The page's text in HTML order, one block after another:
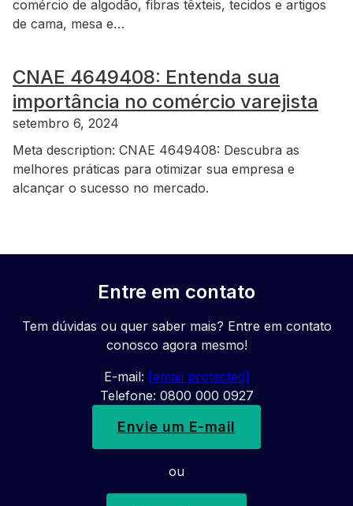
comércio de algodão, fibras têxteis, tecidos e artigos
de cama, mesa e…
CNAE 4649408: Entenda sua
importância no comércio varejista
setembro 6, 2024
Meta description: CNAE 4649408: Descubra as
melhores práticas para otimizar sua empresa e
alcançar o sucesso no mercado.
Entre em contato
Tem dúvidas ou quer saber mais? Entre em contato
conosco agora mesmo!
E-mail: [email protected]
Telefone: 0800 000 0927
Envie um E-mail
ou